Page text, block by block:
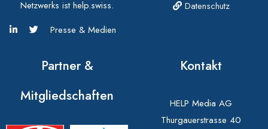
Netzwerks ist help.swiss.
Presse & Medien
Datenschutz
Partner &
Mitgliedschaften
Kontakt
HELP Media AG
Thurgauerstrasse 40